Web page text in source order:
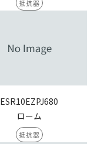
抵抗器
ESR10EZPJ680
ローム
抵抗器